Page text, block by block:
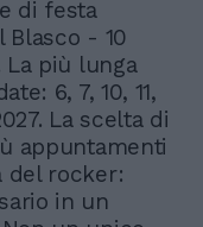
di festa
Blasco - 10
più lunga
6, 7, 10, 11,
La scelta di
appuntamenti
del rocker:
in un